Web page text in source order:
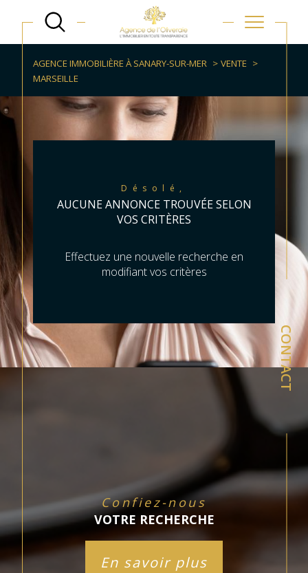
CONTACT
AGENCE IMMOBILIÈRE À SANARY-SUR-MER
VENTE
MARSEILLE
Désolé,
AUCUNE ANNONCE TROUVÉE SELON
VOS CRITÈRES
Effectuez une nouvelle recherche en
modifiant vos critères
Confiez-nous
VOTRE RECHERCHE
En savoir plus